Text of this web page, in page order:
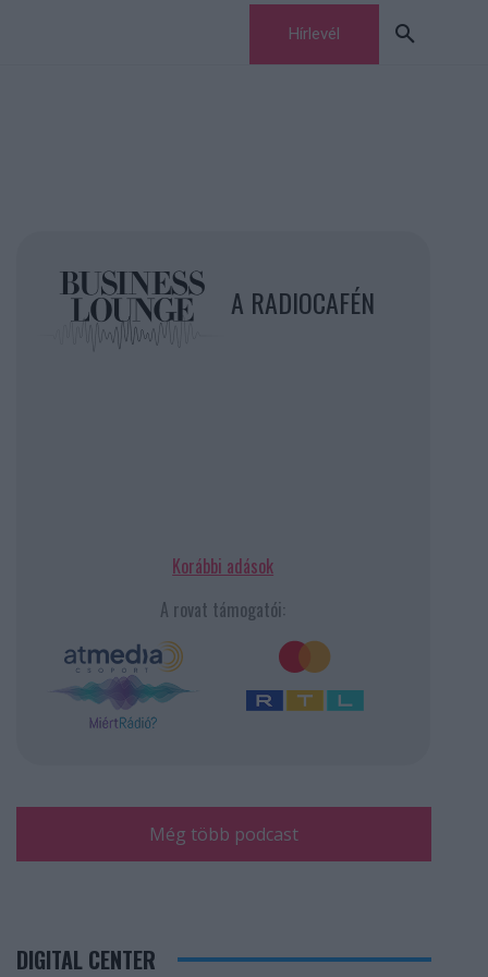
Hírlevél
A RADIOCAFÉN
Korábbi adások
A rovat támogatói:
Még több podcast
DIGITAL CENTER